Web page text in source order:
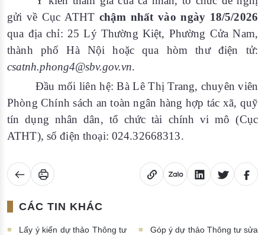
gửi về Cục ATHTchậm nhất vào ngày 18/5/2026
qua địa chỉ: 25 Lý Thường Kiệt, Phường Cửa Nam,
thành phố Hà Nội hoặc qua hòm thư điện tử:
csatnh.phong4@sbv.gov.vn.
Đầu mối liên hệ: Bà Lê Thị Trang, chuyên viên
Phòng Chính sách an toàn ngân hàng hợp tác xã, quỹ
tín dụng nhân dân, tổ chức tài chính vi mô (Cục
ATHT), số điện thoại: 024.32668313.
CÁC TIN KHÁC
Lấy ý kiến dự thảo Thông tư
Góp ý dự thảo Thông tư sửa